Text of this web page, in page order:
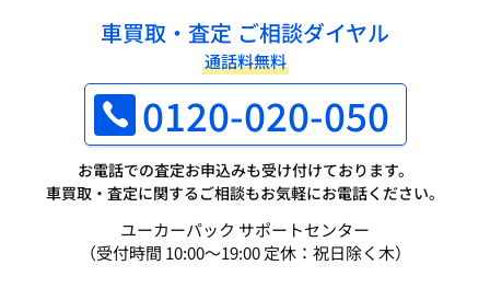
車買取・査定 ご相談ダイヤル
通話料無料
0120-020-050
お電話での査定お申込みも受け付けております。
車買取・査定に関するご相談もお気軽にお電話ください。
ユーカーパック サポートセンター
（受付時間 10:00～19:00 定休：祝日除く木）